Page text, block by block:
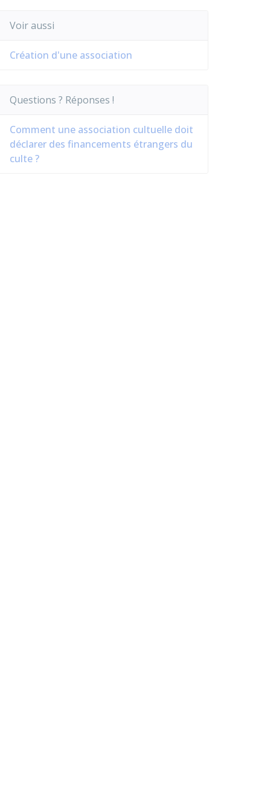
Voir aussi
Création d'une association
Questions ? Réponses !
Comment une association cultuelle doit
déclarer des financements étrangers du
culte ?